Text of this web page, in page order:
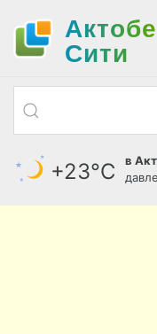
Актобе
Cити
+23°С в